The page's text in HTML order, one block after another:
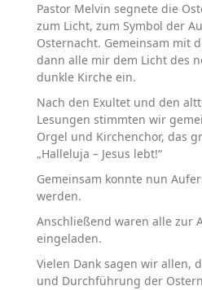
Pastor Melvin segnete die
zum Licht, zum Symbol der
Osternacht. Gemeinsam mit
dann alle mir dem Licht des
dunkle Kirche ein.
Nach den Exultet und den
Lesungen stimmten wir
Orgel und Kirchenchor, das
„Halleluja – Jesus lebt!“
Gemeinsam konnte nun
werden.
Anschließend waren alle zur
eingeladen.
Vielen Dank sagen wir allen,
und Durchführung der